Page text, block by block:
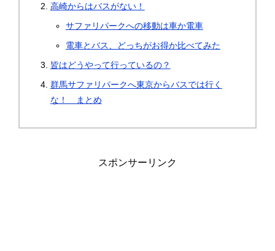
高崎からはバスがない！
サファリパークへの移動は車か電車
電車とバス、どっちがお得か比べてみた
皆はどうやって行っているの？
群馬サファリパークへ東京からバスでは行く
な！ まとめ
スポンサーリンク